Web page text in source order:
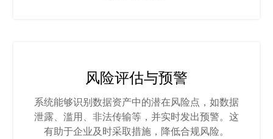
风险评估与预警
系统能够识别数据资产中的潜在风险点，如数据
泄露、滥用、非法传输等，并实时发出预警。这
有助于企业及时采取措施，降低合规风险。